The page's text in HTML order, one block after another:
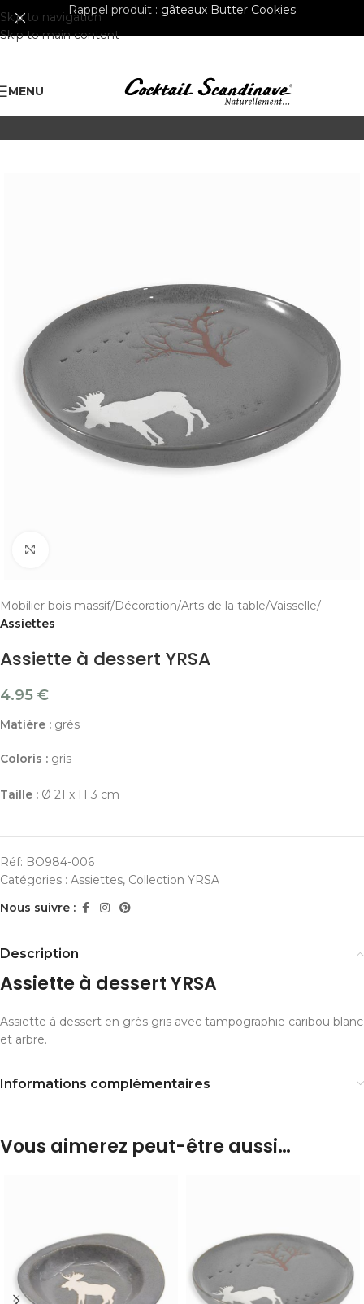
Skip to navigation
Skip to main content
Rappel produit : gâteaux Butter Cookies
MENU
Mobilier bois massif Décoration Arts de la table Vaisselle
Assiettes
Assiette à dessert YRSA
4.95 €
Matière : grès
Coloris : gris
Taille : Ø 21 x H 3 cm
Réf: BO984-006
Catégories : Assiettes, Collection YRSA
Nous suivre :
Description
Assiette à dessert YRSA
Assiette à dessert en grès gris avec tampographie caribou blanc
et arbre.
Informations complémentaires
Vous aimerez peut-être aussi…